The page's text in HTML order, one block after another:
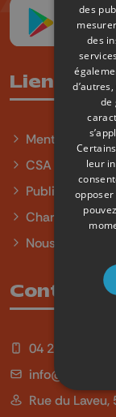
Liens
Mentions
CSA
Publicité
Charte sur
Nous contacter
Contact
04 254 99 99
info@qu4tre.be
Rue du Laveu,
des
des
de
leur
opposer